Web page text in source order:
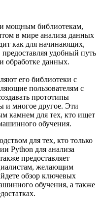
и мощным библиотекам,
в мире анализа данных
как для начинающих,
удобный путь
обработке данных.
его библиотеки с
пользователям с
прототипы
и многое другое. Эти
камнем для тех, кто ищет
обучения.
для тех, кто только
Python для анализа
предоставляет
желающим
обзор ключевых
обучения, а также